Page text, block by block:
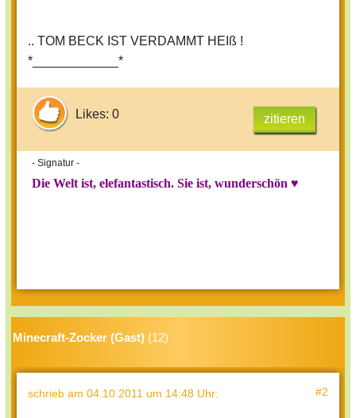
.. TOM BECK IST VERDAMMT HEIß !
*____________*
Likes: 0 zitieren
- Signatur -
Die Welt ist, elefantastisch. Sie ist, wunderschön ♥
Minecraft-Zocker (Gast) (12)
schrieb am 04.10.2011 um 14:48 Uhr: #2